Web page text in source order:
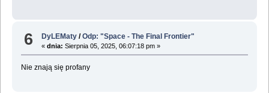
6 DyLEMaty /Odp: "Space - The Final Frontier"
«dnia: Sierpnia 05, 2025, 06:07:18 pm »
Nie znają się profany